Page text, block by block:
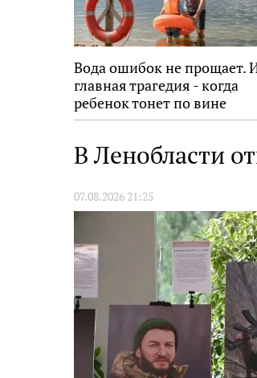
Вода ошибок не прощает.
главная трагедия - когда
ребенок тонет по вине
взрослых
В Ленобласти
07.08.2026 21:25